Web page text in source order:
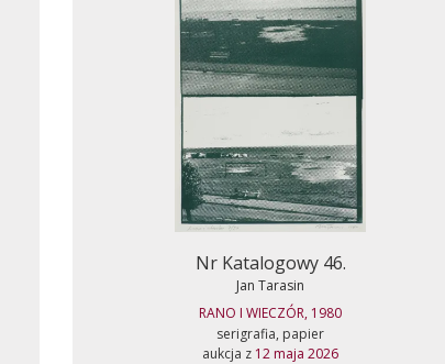
Nr Katalogowy 46.
Jan Tarasin
RANO I WIECZÓR, 1980
serigrafia, papier
aukcja z 12 maja 2026